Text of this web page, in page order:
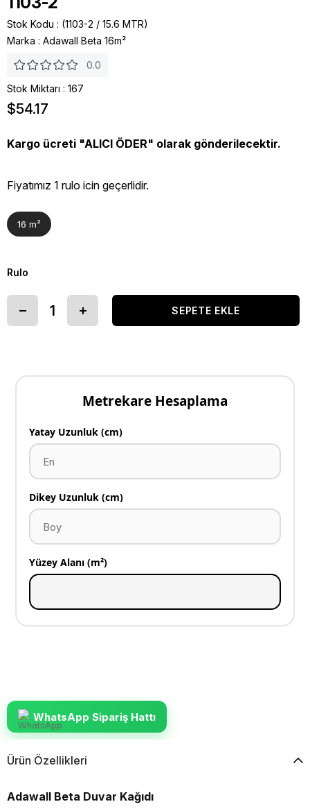
Stok Kodu
(1103-2 / 15.6 MTR)
Marka : Adawall Beta 16m²
0.0
Stok Miktarı : 167
$54.17
Kargo ücreti "ALICI ÖDER" olarak gönderilecektir.
Fiyatımız 1 rulo icin geçerlidir.
16 m²
Rulo
Metrekare Hesaplama
Yatay Uzunluk (cm)
Dikey Uzunluk (cm)
Yüzey Alanı (m²)
WhatsApp Sipariş Hattı
Ürün Özellikleri
Adawall Beta Duvar Kağıdı